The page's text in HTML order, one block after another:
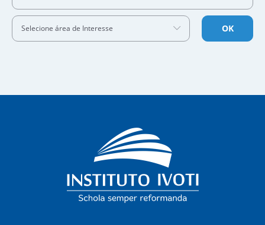
Selecione área de Interesse OK